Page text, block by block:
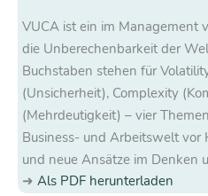
VUCA ist ein im Management
die Unberechenbarkeit der
Buchstaben stehen für
(Unsicherheit), Complexity
(Mehrdeutigkeit) – vier
Business- und Arbeitswelt vor
und neue Ansätze im Denken
Als PDF herunterladen